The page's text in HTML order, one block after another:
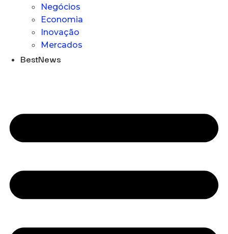
Negócios
Economia
Inovação
Mercados
BestNews